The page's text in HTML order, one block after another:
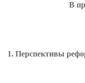
В
1. Перспективы